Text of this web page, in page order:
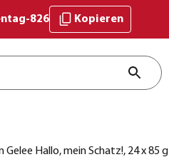
826 Kopieren
Hallo, mein Schatz!, 24 x 85 g